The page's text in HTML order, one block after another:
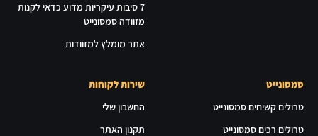
7 סיבות עיקריות מדוע כדאי לקנות
מזוודה סמסונייט
אתר מומלץ למזוודות
סמסונייט
טרולים קשיחים סמסונייט
טרולים רכים סמסונייט
שירות לקוחות
החשבון שלי
תקנון האתר